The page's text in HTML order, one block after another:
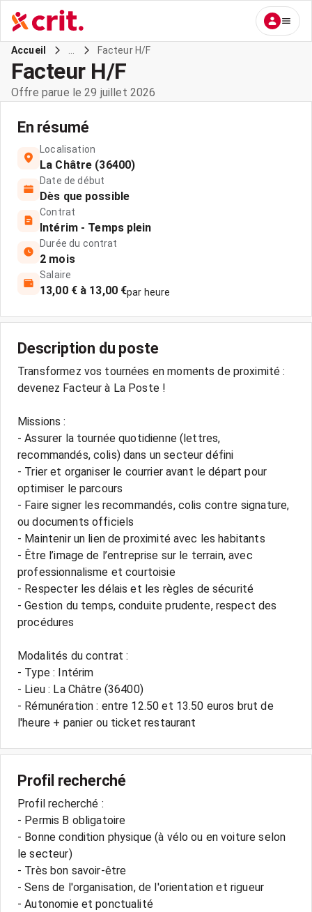
Accueil Facteur H/F
Facteur H/F
Offre parue le 29 juillet 2026
En résumé
Localisation
La Châtre (36400)
Date de début
Dès que possible
Contrat
Intérim - Temps plein
Durée du contrat
2 mois
Salaire
13,00 € à 13,00 €par heure
Description du poste
Transformez vos tournées en moments de proximité :
devenez Facteur à La Poste !
Missions :
- Assurer la tournée quotidienne (lettres,
recommandés, colis) dans un secteur défini
- Trier et organiser le courrier avant le départ pour
optimiser le parcours
- Faire signer les recommandés, colis contre signature,
ou documents officiels
- Maintenir un lien de proximité avec les habitants
- Être l’image de l’entreprise sur le terrain, avec
professionnalisme et courtoisie
- Respecter les délais et les règles de sécurité
- Gestion du temps, conduite prudente, respect des
procédures
Modalités du contrat :
- Type : Intérim
- Lieu : La Châtre (36400)
- Rémunération : entre 12.50 et 13.50 euros brut de
l'heure + panier ou ticket restaurant
Profil recherché
Profil recherché :
- Permis B obligatoire
- Bonne condition physique (à vélo ou en voiture selon
le secteur)
- Très bon savoir-être
- Sens de l'organisation, de l'orientation et rigueur
- Autonomie et ponctualité